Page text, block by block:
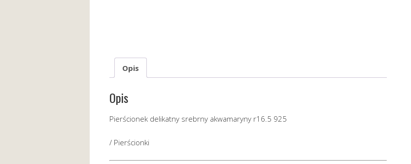
Opis
Opis
Pierścionek delikatny srebrny akwamaryny r16.5 925
/ Pierścionki